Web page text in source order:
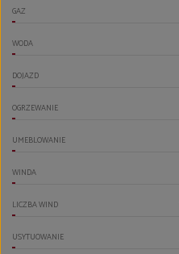
GAZ
WODA
DOJAZD
OGRZEWANIE
UMEBLOWANIE
WINDA
LICZBA WIND
USYTUOWANIE